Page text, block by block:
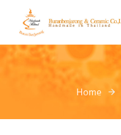
Home